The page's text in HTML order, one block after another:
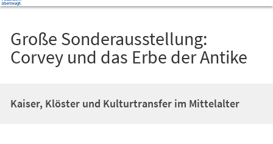
Große Sonderausstellung:
Corvey und das Erbe der Antike
Kaiser, Klöster und Kulturtransfer im Mittelalter